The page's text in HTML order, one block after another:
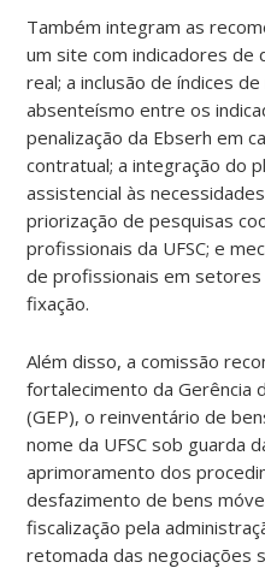
Também integram as
um site com indicadores de
real; a inclusão de índices
absenteísmo entre os
penalização da Ebserh em
contratual; a integração do
assistencial às
priorização de pesquisas
profissionais da UFSC; e
de profissionais em
fixação.
Além disso, a comissão
fortalecimento da Gerência
(GEP), o reinventário de
nome da UFSC sob guarda
aprimoramento dos
desfazimento de bens
fiscalização pela
retomada das negociações